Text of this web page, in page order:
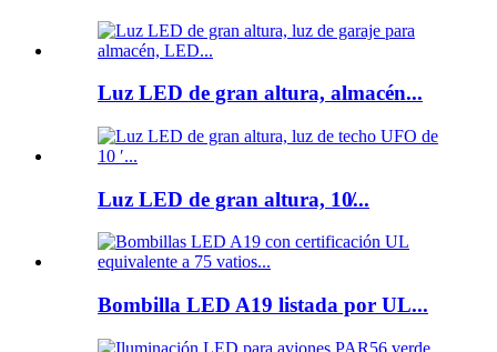
Luz LED de gran altura, almacén...
Luz LED de gran altura, 10̸...
Bombilla LED A19 listada por UL...